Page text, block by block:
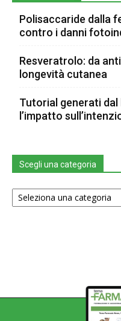
Polisaccaride dalla
contro i danni
Resveratrolo: da
longevità cutanea
Tutorial generati dal
l’impatto
Scegli una categoria
Scegli
una